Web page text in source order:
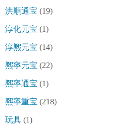
洪順通宝 (19)
淳化元宝 (1)
淳熈元宝 (14)
熈寧元宝 (22)
熈寧通宝 (1)
熈寧重宝 (218)
玩具 (1)